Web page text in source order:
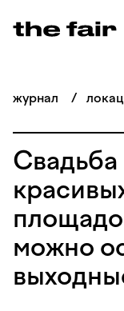
журнал /
Свадьба
можно